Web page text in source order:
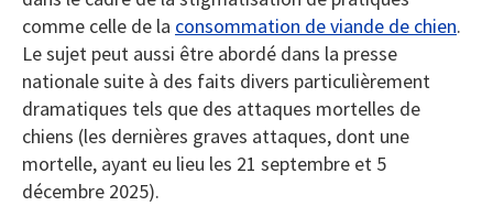
comme celle de la consommation de viande de chien.
Le sujet peut aussi être abordé dans la presse
nationale suite à des faits divers particulièrement
dramatiques tels que des attaques mortelles de
chiens (les dernières graves attaques, dont une
mortelle, ayant eu lieu les 21 septembre et 5
décembre 2025).